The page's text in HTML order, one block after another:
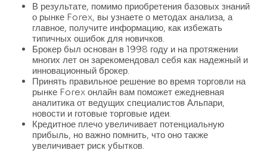
В результате, помимо приобретения базовых знаний
о рынке Forex, вы узнаете о методах анализа, а
главное, получите информацию, как избежать
типичных ошибок для новичков.
Брокер был основан в 1998 году и на протяжении
многих лет он зарекомендовал себя как надежный и
инновационный брокер.
Принять правильное решение во время торговли на
рынке Forex онлайн вам поможет ежедневная
аналитика от ведущих специалистов Альпари,
новости и готовые торговые идеи.
Кредитное плечо увеличивает потенциальную
прибыль, но важно помнить, что оно также
увеличивает риск убытков.